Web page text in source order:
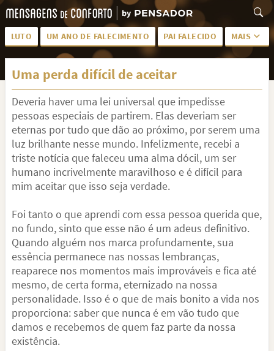
LUTO UM ANO DE FALECIMENTO PAI FALECIDO MAIS
LUTO PARA AMIGA PALAVRAS
SAUDADES DA MÃE
PÊSAMES PARA AMIGA DESCANSE EM PAZ
MEUS SENTIMENTOS PÊSAMES PARA AMIGO
FRASES DE LUTO PARA AMIGO FIM DE NAMORO
TODAS AS CATEGORIAS
Uma perda difícil de aceitar
Deveria haver uma lei universal que impedisse
pessoas especiais de partirem. Elas deveriam ser
eternas por tudo que dão ao próximo, por serem uma
luz brilhante nesse mundo. Infelizmente, recebi a
triste notícia que faleceu uma alma dócil, um ser
humano incrivelmente maravilhoso e é difícil para
mim aceitar que isso seja verdade.
Foi tanto o que aprendi com essa pessoa querida que,
no fundo, sinto que esse não é um adeus definitivo.
Quando alguém nos marca profundamente, sua
essência permanece nas nossas lembranças,
reaparece nos momentos mais improváveis e fica até
mesmo, de certa forma, eternizado na nossa
personalidade. Isso é o que de mais bonito a vida nos
proporciona: saber que nunca é em vão tudo que
damos e recebemos de quem faz parte da nossa
existência.